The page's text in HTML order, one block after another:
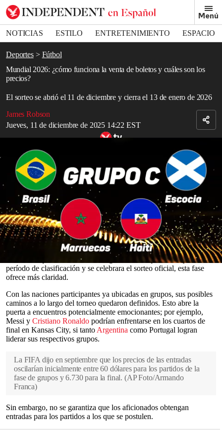
Menú
NOTICIAS ESTILO ENTRETENIMIENTO
ESPACIO
DEPORTES
Deportes
Fútbol
Mundial 2026: ¿cómo funciona la venta de boletos y cuáles son los
precios?
El sorteo se abrió el 11 de diciembre y cierra el 13 de enero de 2026
James Robson
Jueves, 11 de diciembre de 2025 14:22 EST
Bookmark popover
Removed from bookmarks
Close popover
seconds
seconds
Losaficionadosalfútbolde todo elmundoya pueden solicitar
entradas para partidos específicos delMundial de 2026, después de
que laFIFAabrió el jueves su última fase de ventas. Esta
oportunidad surge tras la publicación del calendario actualizado,
que siguió al sorteo de la semana pasada para el torneo que
coorganizarán Estados Unidos, Canadá yMéxico.
La revelación del calendario significa que los seguidores ahora
saben cuándo y dónde jugarán figuras de la talla deLionel Messiy
la actual campeona,Argentina. A diferencia de sorteos de entradas
anteriores, que se realizaron a ciegas antes de que concluyera el
período de clasificación y se celebrara el sorteo oficial, esta fase
ofrece más claridad.
Con las naciones participantes ya ubicadas en grupos, sus posibles
caminos a lo largo del torneo quedaron definidos. Esto abre la
puerta a encuentros potencialmente emocionantes; por ejemplo,
Messi y Cristiano Ronaldo podrían enfrentarse en los cuartos de
final en Kansas City, si tanto Argentina como Portugal logran
liderar sus respectivos grupos.
La FIFA dijo en septiembre que los precios de las entradas
oscilarían inicialmente entre 60 dólares para los partidos de la
fase de grupos y 6.730 para la final. (AP Foto/Armando
Franca)
Sin embargo, no se garantiza que los aficionados obtengan
entradas para los partidos a los que se postulen.